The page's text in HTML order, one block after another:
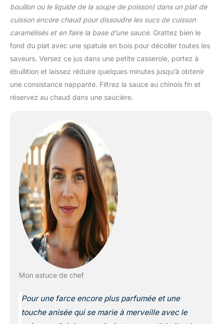
bouillon ou le liquide de la soupe de poisson) dans un plat de
cuisson encore chaud pour dissoudre les sucs de cuisson
caramélisés et en faire la base d’une sauce. Grattez bien le
fond du plat avec une spatule en bois pour décoller toutes les
saveurs. Versez ce jus dans une petite casserole, portez à
ébullition et laissez réduire quelques minutes jusqu’à obtenir
une consistance nappante. Filtrez la sauce au chinois fin et
réservez au chaud dans une saucière.
Mon astuce de chef
Pour une farce encore plus parfumée et une
touche anisée qui se marie à merveille avec le